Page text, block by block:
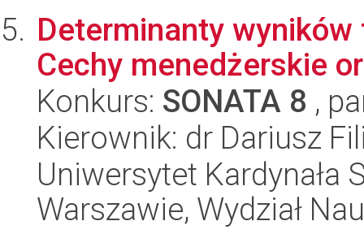
Determinanty
Cechy menedżerskie
Konkurs: SONATA 8 ,
Kierownik: dr Dariusz
Uniwersytet Kardynała
Warszawie, Wydział